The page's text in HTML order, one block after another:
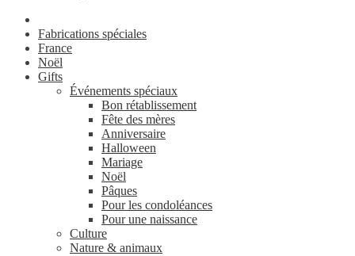
Fabrications spéciales
France
Noël
Gifts
Événements spéciaux
Bon rétablissement
Fête des mères
Anniversaire
Halloween
Mariage
Noël
Pâques
Pour les condoléances
Pour une naissance
Culture
Nature & animaux